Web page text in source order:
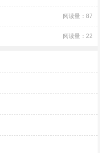
阅读量：87
阅读量：22